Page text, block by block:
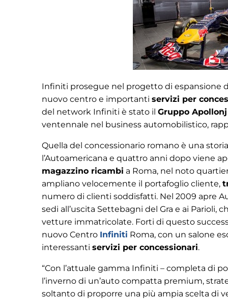
Infiniti prosegue nel progetto di espansione
nuovo centro e importanti servizi per
del network Infiniti è stato il Gruppo
ventennale nel business automobilistico,
Quella del concessionario romano è una
l’Autoamericana e quattro anni dopo viene
magazzino ricambi a Roma, nel noto
ampliano velocemente il portafoglio cliente,
numero di clienti soddisfatti. Nel 2009 apre
sedi all’uscita Settebagni del Gra e ai Parioli,
vetture immatricolate. Forti di questo
nuovo Centro Infiniti Roma, con un salone
interessanti servizi per concessionari.
“Con l’attuale gamma Infiniti – completa di
l’inverno di un’auto compatta premium,
soltanto di proporre una più ampia scelta di